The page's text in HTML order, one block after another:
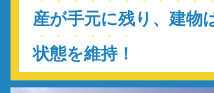
産が手元に残り、建物
状態を維持！